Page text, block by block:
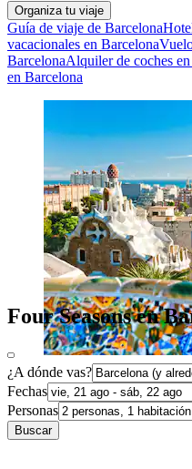
Organiza tu viaje
Guía de viaje de Barcelona
vacacionales en Barcelona
BarcelonaAlquiler de coches
en Barcelona
Four Seasons en
¿A dónde vas?
Fechas
Personas
Buscar